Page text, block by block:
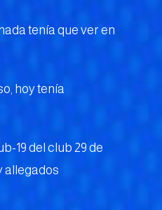
tenía que ver en
hoy tenía
19 del club 29 de
allegados